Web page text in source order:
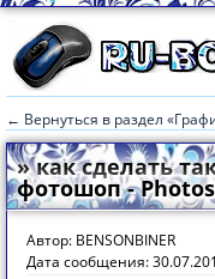
← Вернуться в раздел
» как сделать
фотошоп -
Автор: BENSONBINER
Дата сообщения: